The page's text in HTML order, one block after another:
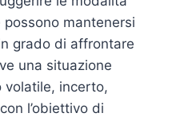
mantenersi
grado di affrontare
una situazione
volatile, incerto,
l’obiettivo di